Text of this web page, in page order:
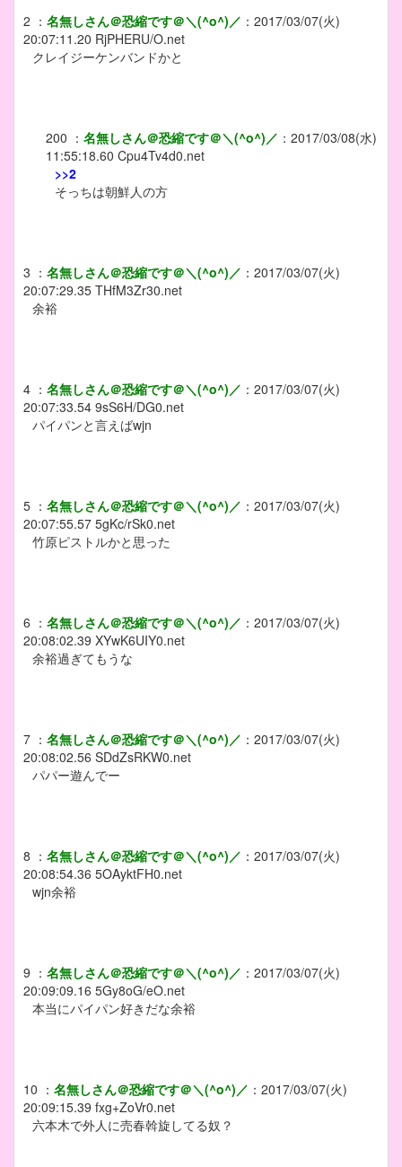
2 ： 名無しさん＠恐縮です＠＼(^o^)／ ： 2017/03/07(火)
20:07:11.20 RjPHERU/O.net
クレイジーケンバンドかと
200 ： 名無しさん＠恐縮です＠＼(^o^)／ ： 2017/03/08(水)
11:55:18.60 Cpu4Tv4d0.net
>>2
そっちは朝鮮人の方
3 ： 名無しさん＠恐縮です＠＼(^o^)／ ： 2017/03/07(火)
20:07:29.35 THfM3Zr30.net
余裕
4 ： 名無しさん＠恐縮です＠＼(^o^)／ ： 2017/03/07(火)
20:07:33.54 9sS6H/DG0.net
パイパンと言えばwjn
5 ： 名無しさん＠恐縮です＠＼(^o^)／ ： 2017/03/07(火)
20:07:55.57 5gKc/rSk0.net
竹原ピストルかと思った
6 ： 名無しさん＠恐縮です＠＼(^o^)／ ： 2017/03/07(火)
20:08:02.39 XYwK6UIY0.net
余裕過ぎてもうな
7 ： 名無しさん＠恐縮です＠＼(^o^)／ ： 2017/03/07(火)
20:08:02.56 SDdZsRKW0.net
パパー遊んでー
8 ： 名無しさん＠恐縮です＠＼(^o^)／ ： 2017/03/07(火)
20:08:54.36 5OAyktFH0.net
wjn余裕
9 ： 名無しさん＠恐縮です＠＼(^o^)／ ： 2017/03/07(火)
20:09:09.16 5Gy8oG/eO.net
本当にパイパン好きだな余裕
10 ： 名無しさん＠恐縮です＠＼(^o^)／ ： 2017/03/07(火)
20:09:15.39 fxg+ZoVr0.net
六本木で外人に売春斡旋してる奴？